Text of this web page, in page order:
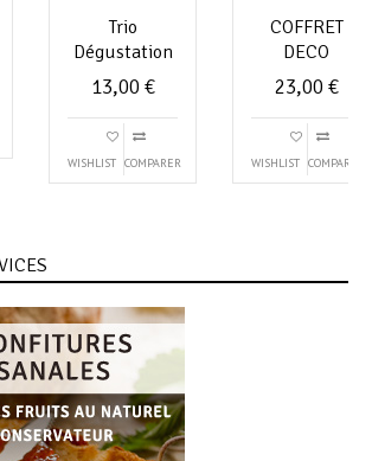
Trio
Dégustation
13,00 €
WISHLIST COMPARER
COFFRET
DECO
23,00 €
WISHLIST COMPARER